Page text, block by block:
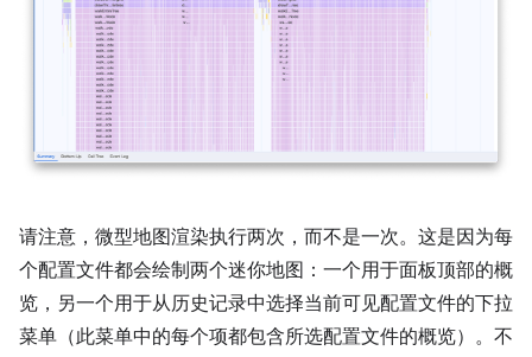
请注意，微型地图渲染执行两次，而不是一次。这是因为每
个配置文件都会绘制两个迷你地图：一个用于面板顶部的概
览，另一个用于从历史记录中选择当前可见配置文件的下拉
菜单（此菜单中的每个项都包含所选配置文件的概览）。不